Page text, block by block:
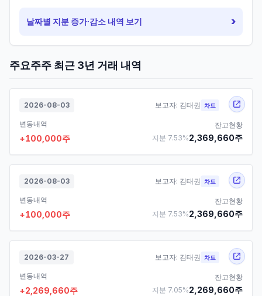
날짜별 지분 증가·감소 내역 보기 ›
주요주주 최근 3년 거래 내역
2026-08-03 보고자: 김태권 차트
변동내역
+100,000주
잔고현황
지분 7.53%2,369,660주
2026-08-03 보고자: 김태권 차트
변동내역
+100,000주
잔고현황
지분 7.53%2,369,660주
2026-03-27 보고자: 김태권 차트
변동내역
+2,269,660주
잔고현황
지분 7.05%2,269,660주